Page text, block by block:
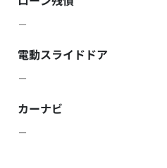
－
電動スライドドア
－
カーナビ
－